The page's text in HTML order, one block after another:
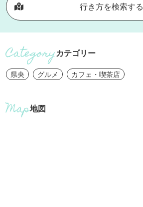
行き方を検索する
カテゴリー
県央 グルメ カフェ・喫茶店
地図